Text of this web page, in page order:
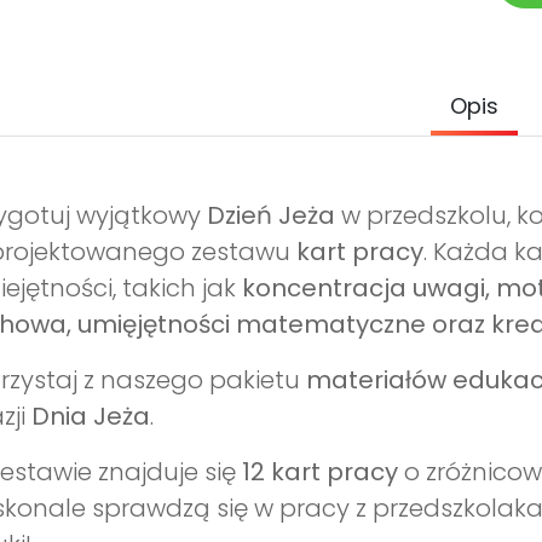
Opis
wyjątkowy Dzień Jeża w przedszkolu,
zestawu kart pracy. Każda
takich jak koncentracja uwagi,
umięjętności matematyczne oraz
z naszego pakietu materiałów
Dnia Jeża.
znajduje się 12 kart pracyo
sprawdzą się w pracy z